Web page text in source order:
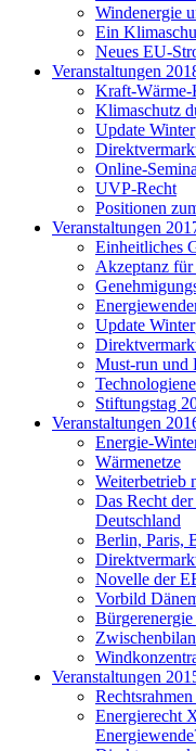
Windenergie
Ein
Neues EU-
Veranstaltungen
Kraft-
Klimaschutz
Update
Online-
UVP-Recht
Positionen
Veranstaltungen
Einheitliches
Akzeptanz
Update
Must-run und
Stiftungstag
Veranstaltungen
Energie-
Wärmenetze
Weiterbetrieb
Das Recht
Deutschland
Berlin, Paris,
Novelle der
Vorbild
Veranstaltungen
Energierecht